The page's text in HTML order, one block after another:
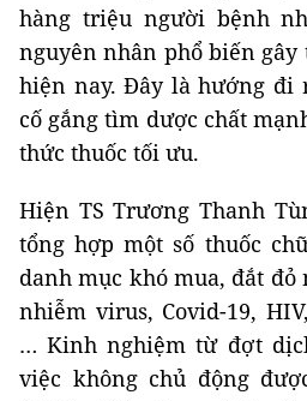
hàng triệu người bệnh
nguyên nhân phổ biến
hiện nay. Đây là hướng đi
cố gắng tìm dược chất
thức thuốc tối ưu.
Hiện TS Trương Thanh
tổng hợp một số thuốc
danh mục khó mua, đắt
nhiễm virus, Covid-19,
… Kinh nghiệm từ đợt
việc không chủ động